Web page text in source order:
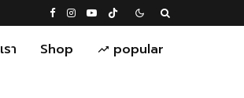
า Shop popular